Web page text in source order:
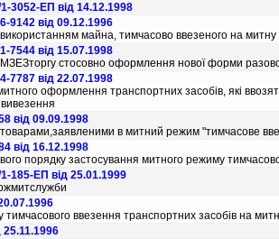
3052-ЕП від 14.12.1998
від 09.12.1996
майна, тимчасово ввезеного на митну
від 15.07.1998
стосовно оформлення нової форми
від 22.07.1998
оформлення транспортних засобiв, якi
від 09.09.1998
в митний режим "тимчасове
від 16.12.1998
порядку застосування митного режиму
185-ЕП від 25.01.1999
ввезення транспортних засобiв на